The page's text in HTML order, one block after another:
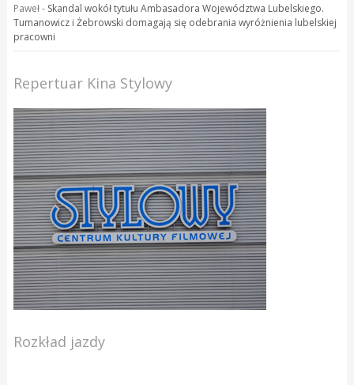
Paweł- Skandal wokół tytułu Ambasadora Województwa Lubelskiego.
Tumanowicz i Żebrowski domagają się odebrania wyróżnienia lubelskiej
pracowni
Repertuar Kina Stylowy
Rozkład jazdy